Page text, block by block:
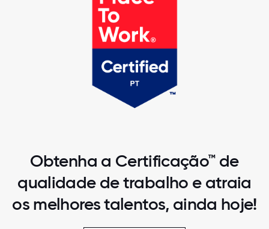
Obtenha a Certificação™ de
qualidade de trabalho e atraia
os melhores talentos, ainda hoje!